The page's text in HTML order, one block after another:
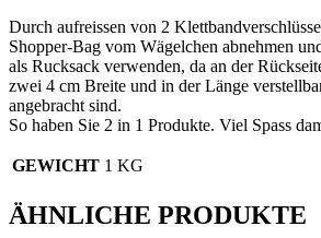
Durch aufreissen von 2
Shopper-Bag vom Wägelchen abnehmen
als Rucksack verwenden, da an der
zwei 4 cm Breite und in der Länge
angebracht sind.
So haben Sie 2 in 1 Produkte. Viel Spass
GEWICHT 1 KG
ÄHNLICHE PRODUKTE